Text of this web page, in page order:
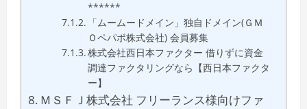
******
「ムームードメイン」独自ドメイン(ＧＭ
Ｏペパボ株式会社) 会員募集
株式会社西日本ファクター 借りずに資金
調達ファクタリングなら【西日本ファクタ
ー】
ＭＳＦＪ株式会社 フリーランス様向けファ